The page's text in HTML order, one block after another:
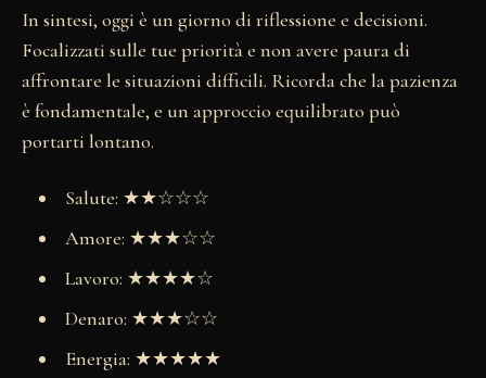
In sintesi, oggi è un giorno di riflessione e decisioni.
Focalizzati sulle tue priorità e non avere paura di
affrontare le situazioni difficili. Ricorda che la pazienza
è fondamentale, e un approccio equilibrato può
portarti lontano.
Salute: ★★☆☆☆
Amore: ★★★☆☆
Lavoro: ★★★★☆
Denaro: ★★★☆☆
Energia: ★★★★★